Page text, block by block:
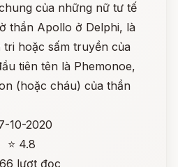
của những nữ tư tế
thần Apollo ở Delphi, là
tri hoặc sấm truyền của
tiên tên là Phemonoe,
(hoặc cháu) của thần
10-2020
⭐ 4.8
lượt đọc